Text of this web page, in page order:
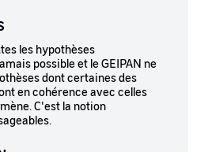
les hypothèses
possible et le GEIPAN ne
dont certaines des
en cohérence avec celles
C'est la notion